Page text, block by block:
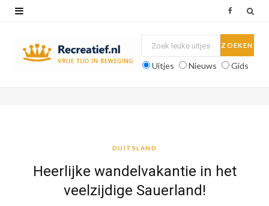
Uitjes Nieuws Gids
DUITSLAND
Heerlijke wandelvakantie in het
veelzijdige Sauerland!